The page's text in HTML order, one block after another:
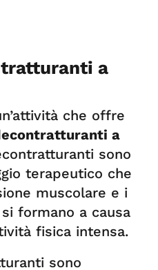
a
che offre
a
sono
terapeutico che
muscolare e i
formano a causa
fisica intensa.
sono